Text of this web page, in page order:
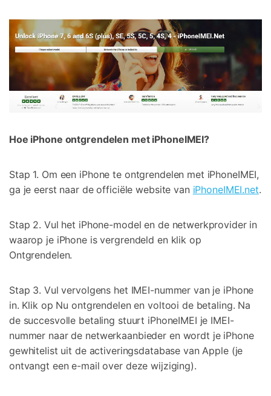
Hoe iPhone ontgrendelen met iPhoneIMEI?
Stap 1. Om een iPhone te ontgrendelen met iPhoneIMEI,
ga je eerst naar de officiële website van iPhoneIMEI.net.
Stap 2. Vul het iPhone-model en de netwerkprovider in
waarop je iPhone is vergrendeld en klik op
Ontgrendelen.
Stap 3. Vul vervolgens het IMEI-nummer van je iPhone
in. Klik op Nu ontgrendelen en voltooi de betaling. Na
de succesvolle betaling stuurt iPhoneIMEI je IMEI-
nummer naar de netwerkaanbieder en wordt je iPhone
gewhitelist uit de activeringsdatabase van Apple (je
ontvangt een e-mail over deze wijziging).